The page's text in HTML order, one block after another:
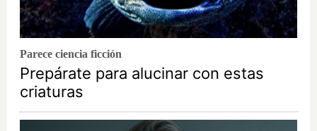
Parece ciencia ficción
Prepárate para alucinar con estas
criaturas